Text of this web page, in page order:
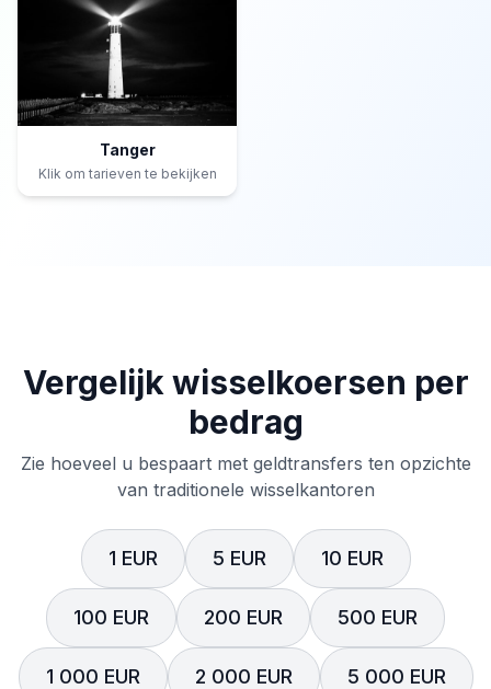
Tanger
Klik om tarieven te bekijken
Vergelijk wisselkoersen per
bedrag
Zie hoeveel u bespaart met geldtransfers ten opzichte
van traditionele wisselkantoren
1 EUR 5 EUR 10 EUR
100 EUR 200 EUR 500 EUR
1 000 EUR 2 000 EUR 5 000 EUR